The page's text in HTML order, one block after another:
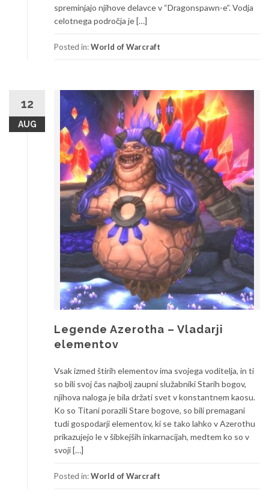
spreminjajo njihove delavce v “Dragonspawn-e”. Vodja
celotnega področja je […]
Posted in:World of Warcraft
12
AUG
Legende Azerotha – Vladarji
elementov
Vsak izmed štirih elementov ima svojega voditelja, in ti
so bili svoj čas najbolj zaupni služabniki Starih bogov,
njihova naloga je bila držati svet v konstantnem kaosu.
Ko so Titani porazili Stare bogove, so bili premagani
tudi gospodarji elementov, ki se tako lahko v Azerothu
prikazujejo le v šibkejših inkarnacijah, medtem ko so v
svoji […]
Posted in:World of Warcraft